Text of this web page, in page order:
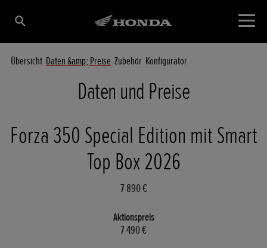
Übersicht Daten &amp; Preise Zubehör Konfigurator
Daten und Preise
Forza 350 Special Edition mit Smart
Top Box 2026
7 890 €
Aktionspreis
7 490 €